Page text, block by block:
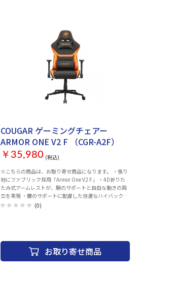
COUGAR ゲーミングチェアー
ARMOR ONE V2 F （CGR-A2F）
￥35,980 (税込)
※こちらの商品は、お取り寄せ商品になります。 ・張り
地にファブリック採用「Armor One V2 F」 ・4D折りた
たみ式アームレストが、腕のサポートと自由な動きの両
立を実現 ・腰のサポートに配慮した快適なハイバック構
造 ・ランバーピロー固定用ストラップは背もたれ内に目
(0)
お取り寄せ商品